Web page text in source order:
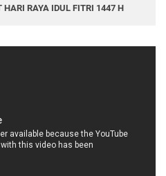
RAYA IDUL FITRI 1447 H